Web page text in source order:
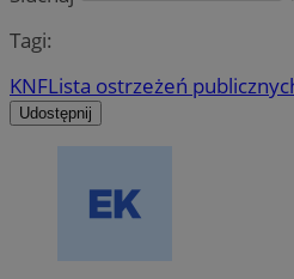
Tagi:
KNFLista ostrzeżeń
Udostępnij